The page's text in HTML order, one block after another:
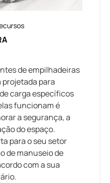
de empilhadeiras
para
carga específicos
funcionam é
a segurança, a
do espaço.
para o seu setor
de manuseio de
com a sua